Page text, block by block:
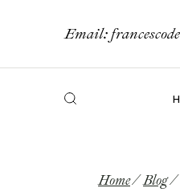
Email:
Home Blog